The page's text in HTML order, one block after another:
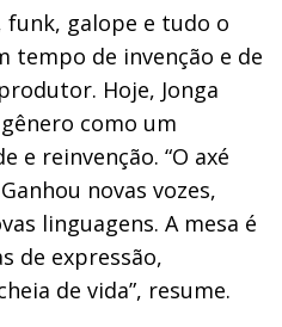
funk, galope e tudo o
tempo de invenção e de
Hoje, Jonga
como um
e reinvenção. “O axé
novas vozes,
linguagens. A mesa é
de expressão,
de vida”, resume.